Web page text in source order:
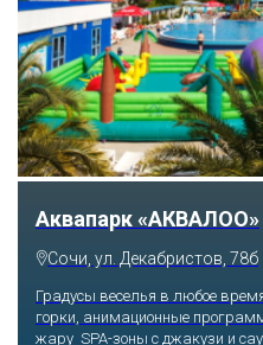
Тематический парк
Парк»
Сочи, Олимпийский
Оказавшись здесь, словно